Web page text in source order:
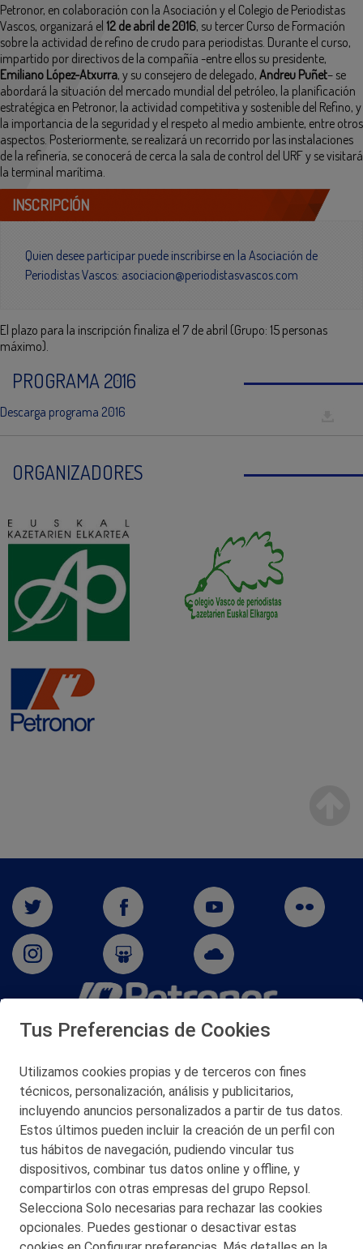
Petronor, en colaboración con la Asociación y el Colegio de Periodistas
Vascos, organizará el 12 de abril de 2016, su tercer Curso de Formación
sobre la actividad de refino de crudo para periodistas. Durante el curso,
impartido por directivos de la compañía -entre ellos su presidente,
Emiliano López-Atxurra, y su consejero de delegado, Andreu Puñet– se
abordará la situación del mercado mundial del petróleo, la planificación
estratégica en Petronor, la actividad competitiva y sostenible del Refino, y
la importancia de la seguridad y el respeto al medio ambiente, entre otros
aspectos. Posteriormente, se realizará un recorrido por las instalaciones
de la refinería, se conocerá de cerca la sala de control del URF y se visitará
la terminal marítima.
INSCRIPCIÓN
Quien desee participar puede inscribirse en la Asociación de
Periodistas Vascos: asociacion@periodistasvascos.com
El plazo para la inscripción finaliza el 7 de abril (Grupo: 15 personas
máximo).
PROGRAMA 2016
Descarga programa 2016
ORGANIZADORES
San Martín 5-Edificio Muñatones,
© 2026 Petronor S.A.
CONTACTO
MAPA WEB
POLITICA DE PRIVACIDAD
Tus Preferencias de Cookies
Utilizamos cookies propias y de terceros con fines
técnicos, personalización, análisis y publicitarios,
incluyendo anuncios personalizados a partir de tus datos.
Estos últimos pueden incluir la creación de un perfil con
tus hábitos de navegación, pudiendo vincular tus
dispositivos, combinar tus datos online y offline, y
compartirlos con otras empresas del grupo Repsol.
Selecciona Solo necesarias para rechazar las cookies
opcionales. Puedes gestionar o desactivar estas